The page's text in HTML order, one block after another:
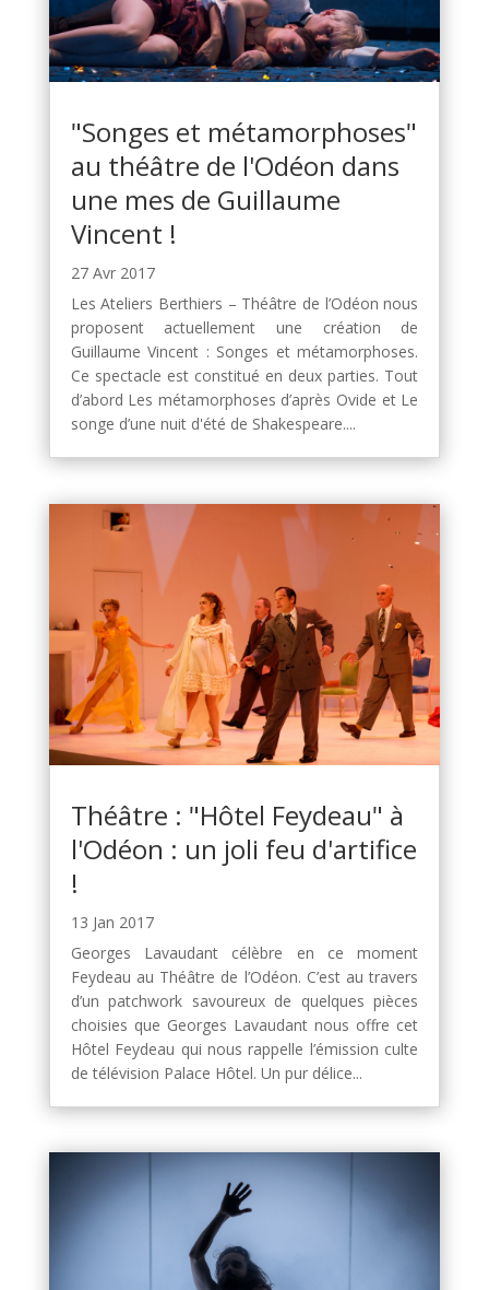
"Songes et métamorphoses"
au théâtre de l'Odéon dans
une mes de Guillaume
Vincent !
27 Avr 2017
Les Ateliers Berthiers – Théâtre de l’Odéon nous
proposent actuellement une création de
Guillaume Vincent : Songes et métamorphoses.
Ce spectacle est constitué en deux parties. Tout
d’abord Les métamorphoses d’après Ovide et Le
songe d’une nuit d'été de Shakespeare....
Théâtre : "Hôtel Feydeau" à
l'Odéon : un joli feu d'artifice
!
13 Jan 2017
Georges Lavaudant célèbre en ce moment
Feydeau au Théâtre de l’Odéon. C’est au travers
d’un patchwork savoureux de quelques pièces
choisies que Georges Lavaudant nous offre cet
Hôtel Feydeau qui nous rappelle l’émission culte
de télévision Palace Hôtel. Un pur délice...